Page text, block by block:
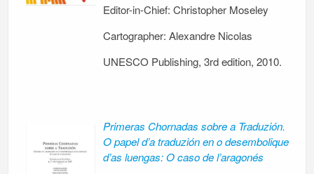
Editor-in-Chief: Christopher Moseley
Cartographer: Alexandre Nicolas
UNESCO Publishing, 3rd edition, 2010.
Primeras Chornadas sobre a Traduzión.
O papel d’a traduzión en o desembolique
d’as luengas: O caso de l’aragonés